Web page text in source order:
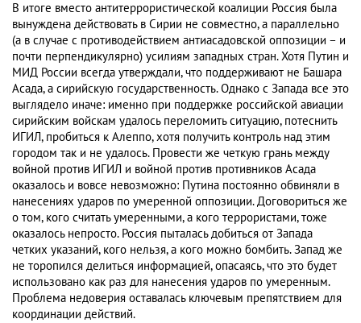
В итоге вместо антитеррористической коалиции Россия была
вынуждена действовать в Сирии не совместно, а параллельно
(а в случае с противодействием антиасадовской оппозиции – и
почти перпендикулярно) усилиям западных стран. Хотя Путин и
МИД России всегда утверждали, что поддерживают не Башара
Асада, а сирийскую государственность. Однако с Запада все это
выглядело иначе: именно при поддержке российской авиации
сирийским войскам удалось переломить ситуацию, потеснить
ИГИЛ, пробиться к Алеппо, хотя получить контроль над этим
городом так и не удалось. Провести же четкую грань между
войной против ИГИЛ и войной против противников Асада
оказалось и вовсе невозможно: Путина постоянно обвиняли в
нанесениях ударов по умеренной оппозиции. Договориться же
о том, кого считать умеренными, а кого террористами, тоже
оказалось непросто. Россия пыталась добиться от Запада
четких указаний, кого нельзя, а кого можно бомбить. Запад же
не торопился делиться информацией, опасаясь, что это будет
использовано как раз для нанесения ударов по умеренным.
Проблема недоверия оставалась ключевым препятствием для
координации действий.